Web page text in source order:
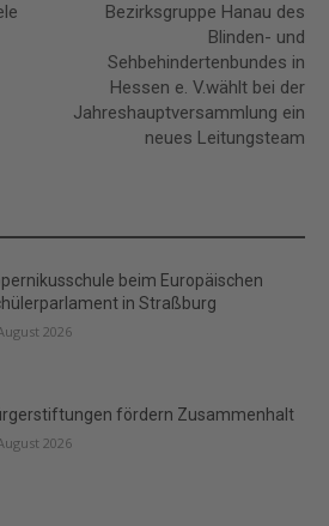
Bezirksgruppe Hanau des
Blinden- und
Sehbehindertenbundes in
Hessen e. V.wählt bei der
Jahreshauptversammlung ein
neues Leitungsteam
beim Europäischen
in Straßburg
2026
fördern Zusammenhalt
2026